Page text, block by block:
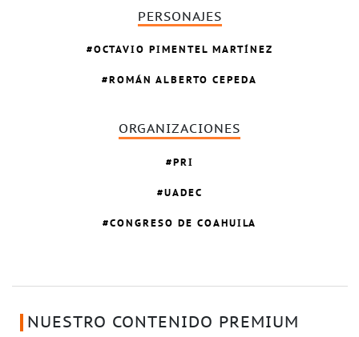
PERSONAJES
OCTAVIO PIMENTEL MARTÍNEZ
ROMÁN ALBERTO CEPEDA
ORGANIZACIONES
PRI
UADEC
CONGRESO DE COAHUILA
NUESTRO CONTENIDO PREMIUM